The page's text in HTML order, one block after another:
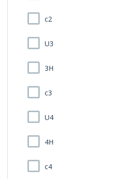
c2
U3
3H
c3
U4
4H
c4